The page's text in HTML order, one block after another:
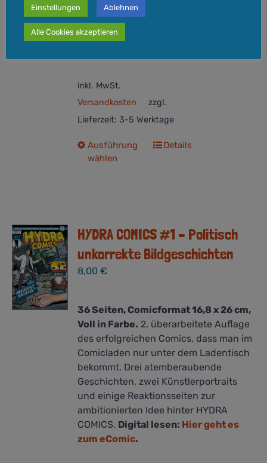
Drei atemberaubende Geschichten,
zwei Künstlerportraits und einige
Reaktionsseiten zur ambitionierten Idee
inkl. MwSt.
zzgl.
Versandkosten
Lieferzeit: 3-5 Werktage
Ausführung
wählen
Dieses
Die
können
Details
HYDRA COMICS #1 – Politisch
unkorrekte Bildgeschichten
8,00€
36 Seiten, Comicformat 16,8 x 26 cm,
Voll in Farbe. 2. überarbeitete Auflage
des erfolgreichen Comics, dass man im
Comicladen nur unter dem Ladentisch
bekommt. Drei atemberaubende
Geschichten, zwei Künstlerportraits
und einige Reaktionsseiten zur
ambitionierten Idee hinter HYDRA
COMICS. Digital lesen: Hier geht es
zum eComic.
Einstellungen Ablehnen
Alle Cookies akzeptieren